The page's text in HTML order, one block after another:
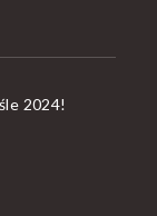
2024!